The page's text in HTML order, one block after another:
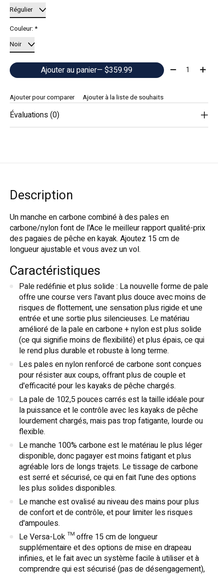
Couleur:*
Ajouter au panier — $359.99 Quantité:
Ajouter pour comparer Ajouter à la liste de souhaits
Évaluations (0)
Description
Un manche en carbone combiné à des pales en
carbone/nylon font de l'Ace le meilleur rapport qualité-prix
des pagaies de pêche en kayak. Ajoutez 15 cm de
longueur ajustable et vous avez un vol.
Caractéristiques
Pale redéfinie et plus solide : La nouvelle forme de pale
offre une course vers l'avant plus douce avec moins de
risques de flottement, une sensation plus rigide et une
entrée et une sortie plus silencieuses. Le matériau
amélioré de la pale en carbone + nylon est plus solide
(ce qui signifie moins de flexibilité) et plus épais, ce qui
le rend plus durable et robuste à long terme.
Les pales en nylon renforcé de carbone sont conçues
pour résister aux coups, offrant plus de couple et
d'efficacité pour les kayaks de pêche chargés.
La pale de 102,5 pouces carrés est la taille idéale pour
la puissance et le contrôle avec les kayaks de pêche
lourdement chargés, mais pas trop fatigante, lourde ou
flexible.
Le manche 100% carbone est le matériau le plus léger
disponible, donc pagayer est moins fatigant et plus
agréable lors de longs trajets. Le tissage de carbone
est serré et sécurisé, ce qui en fait l'une des options
les plus solides disponibles.
Le manche est ovalisé au niveau des mains pour plus
de confort et de contrôle, et pour limiter les risques
d'ampoules.
Le Versa-Lok ™ offre 15 cm de longueur
supplémentaire et des options de mise en drapeau
infinies, et le fait avec un système facile à utiliser et à
comprendre qui est sécurisé (pas de désengagement),